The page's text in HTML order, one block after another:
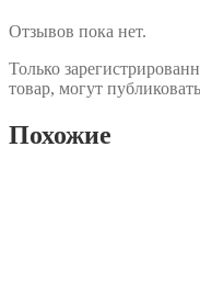
Отзывов пока нет.
Только
товар, могут
Похожие